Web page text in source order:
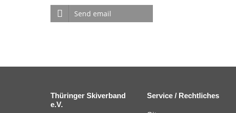
Send email
Thüringer Skiverband
e.V.
Service / Rechtliches